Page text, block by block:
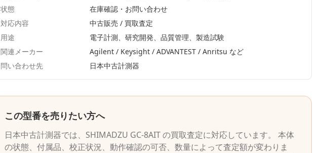
状態
在庫確認・お問い合わせ
対応内容
中古販売 / 買取査定
用途
電子計測、研究開発、品質管理、製造試験
関連メーカー
Agilent / Keysight / ADVANTEST / Anritsu など
問い合わせ先
日本中古計測器
この型番を売りたい方へ
日本中古計測器では、 SHIMADZU GC-8AITの買取査定に対応しています。 本体
の状態、付属品、校正状況、動作確認の可否、数量によって査定額が変わりま